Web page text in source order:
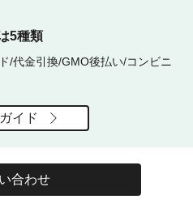
5種類
/代金引換/GMO後払い/コンビニ
イド
合わせ